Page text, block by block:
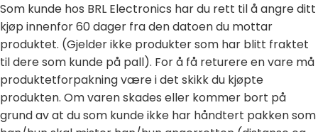
Som kunde hos BRL Electronics har du rett til å angre ditt
kjøp innenfor 60 dager fra den datoen du mottar
produktet. (Gjelder ikke produkter som har blitt fraktet
til dere som kunde på pall). For å få returere en vare må
produktetforpakning være i det skikk du kjøpte
produkten. Om varen skades eller kommer bort på
grund av at du som kunde ikke har håndtert pakken som